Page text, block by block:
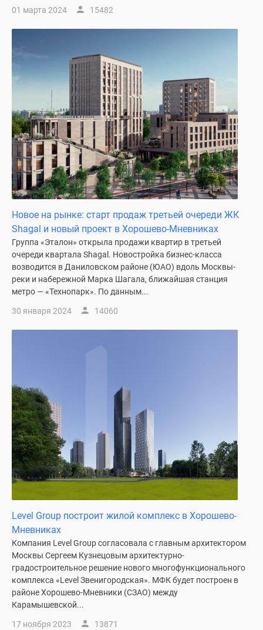
01 марта 2024 15482
Новое на рынке: старт продаж третьей очереди ЖК
Shagal и новый проект в Хорошево-Мневниках
Группа «Эталон» открыла продажи квартир в третьей
очереди квартала Shagal. Новостройка бизнес-класса
возводится в Даниловском районе (ЮАО) вдоль Москвы-
реки и набережной Марка Шагала, ближайшая станция
метро — «Технопарк». По данным...
30 января 2024 14060
Level Group построит жилой комплекс в Хорошево-
Мневниках
Компания Level Group согласовала с главным архитектором
Москвы Сергеем Кузнецовым архитектурно-
градостроительное решение нового многофункционального
комплекса «Level Звенигородская». МФК будет построен в
районе Хорошево-Мневники (СЗАО) между
Карамышевской...
17 ноября 2023 13871